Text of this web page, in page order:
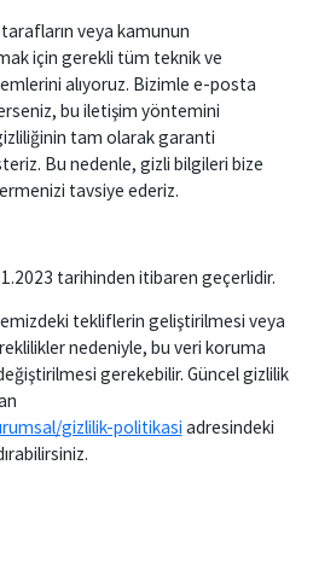
veya kamunun
için gerekli tüm teknik ve
alıyoruz. Bizimle e-posta
bu iletişim yöntemini
tam olarak garanti
Bu nedenle, gizli bilgileri bize
tavsiye ederiz.
tarihinden itibaren geçerlidir.
tekliflerin geliştirilmesi veya
nedeniyle, bu veri koruma
gerekebilir. Güncel gizlilik
gizlilik-politikasi adresindeki